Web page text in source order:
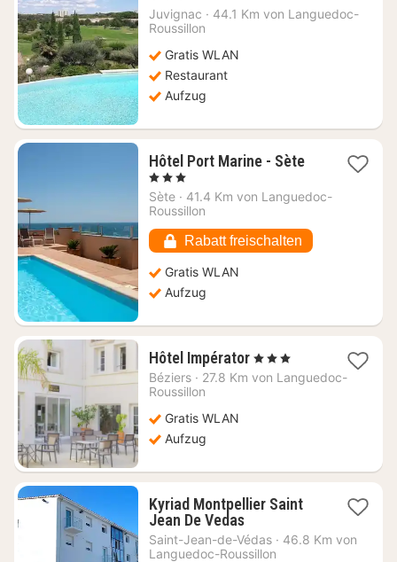
ab
71,10
Juvignac · 44.1 Km von Languedoc-
Roussillon
Gratis WLAN
Restaurant
Aufzug
Hôtel Port Marine - Sète1
ab
, 3 Sterne
Sète · 41.4 Km von Languedoc-
Roussillon
Rabatt freischalten
Gratis WLAN
Aufzug
Hôtel Impérator1
Nacht
, 3 Sterne
Béziers · 27.8 Km von Languedoc-
Roussillon
Gratis WLAN
Aufzug
Kyriad Montpellier Saint
Jean De Vedas1
Nacht
ab
Saint-Jean-de-Védas · 46.8 Km von
Languedoc-Roussillon